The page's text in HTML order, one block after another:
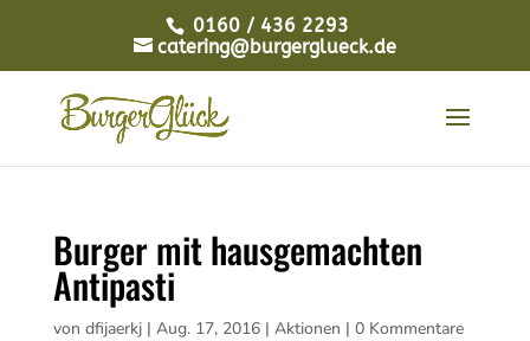
0160 / 436 2293
catering@burgerglueck.de
Burger mit hausgemachten
Antipasti
von dfijaerkj| Aug. 17, 2016| Aktionen | 0 Kommentare